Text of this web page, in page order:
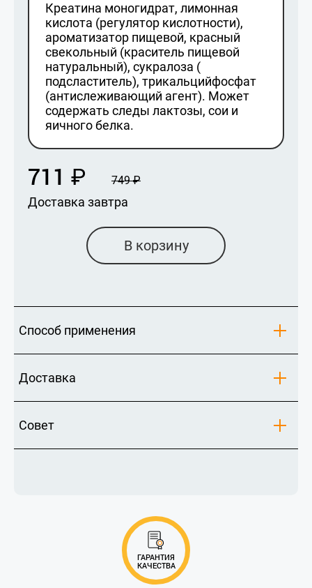
Креатина моногидрат, лимонная
кислота (регулятор кислотности),
ароматизатор пищевой, красный
свекольный (краситель пищевой
натуральный), сукралоза (
подсластитель), трикальцийфосфат
(антислеживающий агент). Может
содержать следы лактозы, сои и
яичного белка.
711 ₽ 749₽
Доставка завтра
В корзину
Способ применения
Доставка
Совет
ГАРАНТИЯ
КАЧЕСТВА